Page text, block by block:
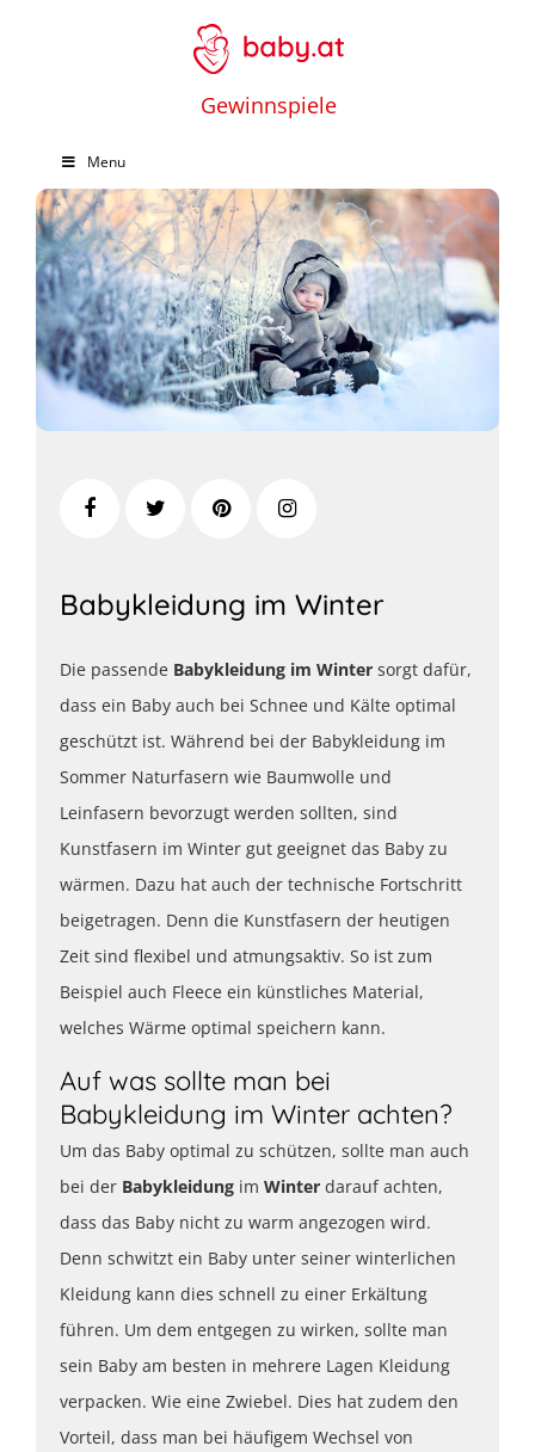
Gewinnspiele
Menu
Babykleidung im Winter
Die passende Babykleidung im Winter sorgt dafür,
dass ein Baby auch bei Schnee und Kälte optimal
geschützt ist. Während bei der Babykleidung im
Sommer Naturfasern wie Baumwolle und
Leinfasern bevorzugt werden sollten, sind
Kunstfasern im Winter gut geeignet das Baby zu
wärmen. Dazu hat auch der technische Fortschritt
beigetragen. Denn die Kunstfasern der heutigen
Zeit sind flexibel und atmungsaktiv. So ist zum
Beispiel auch Fleece ein künstliches Material,
welches Wärme optimal speichern kann.
Auf was sollte man bei
Babykleidung im Winter achten?
Um das Baby optimal zu schützen, sollte man auch
bei der Babykleidung im Winter darauf achten,
dass das Baby nicht zu warm angezogen wird.
Denn schwitzt ein Baby unter seiner winterlichen
Kleidung kann dies schnell zu einer Erkältung
führen. Um dem entgegen zu wirken, sollte man
sein Baby am besten in mehrere Lagen Kleidung
verpacken. Wie eine Zwiebel. Dies hat zudem den
Vorteil, dass man bei häufigem Wechsel von